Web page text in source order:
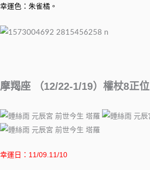
幸運色：朱雀橘。
摩羯座 （12/22-1/19）權杖8正位
幸運日：11/09.11/10